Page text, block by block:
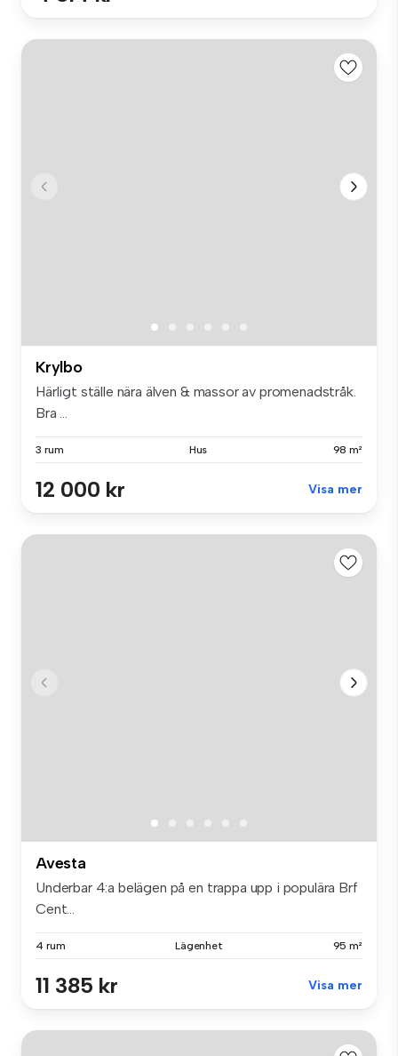
Krylbo
Härligt ställe nära älven & massor av promenadstråk.
Bra ...
3 rum Hus 98 m²
12 000 kr Visa mer
Avesta
Underbar 4:a belägen på en trappa upp i populära Brf
Cent...
4 rum Lägenhet 95 m²
11 385 kr Visa mer